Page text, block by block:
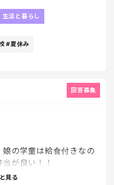
てたから
たんだろうか。笑
認しなきゃなー。
生活と暮らし
#夏休み
回答募集
の学童は給食付きなの
が良い！！
多く、食べられるおか
見る